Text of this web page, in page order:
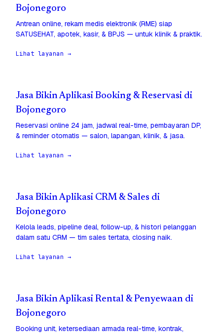
Bojonegoro
Antrean online, rekam medis elektronik (RME) siap
SATUSEHAT, apotek, kasir, & BPJS — untuk klinik & praktik.
Lihat layanan →
Jasa Bikin Aplikasi Booking & Reservasi di
Bojonegoro
Reservasi online 24 jam, jadwal real-time, pembayaran DP,
& reminder otomatis — salon, lapangan, klinik, & jasa.
Lihat layanan →
Jasa Bikin Aplikasi CRM & Sales di
Bojonegoro
Kelola leads, pipeline deal, follow-up, & histori pelanggan
dalam satu CRM — tim sales tertata, closing naik.
Lihat layanan →
Jasa Bikin Aplikasi Rental & Penyewaan di
Bojonegoro
Booking unit, ketersediaan armada real-time, kontrak,